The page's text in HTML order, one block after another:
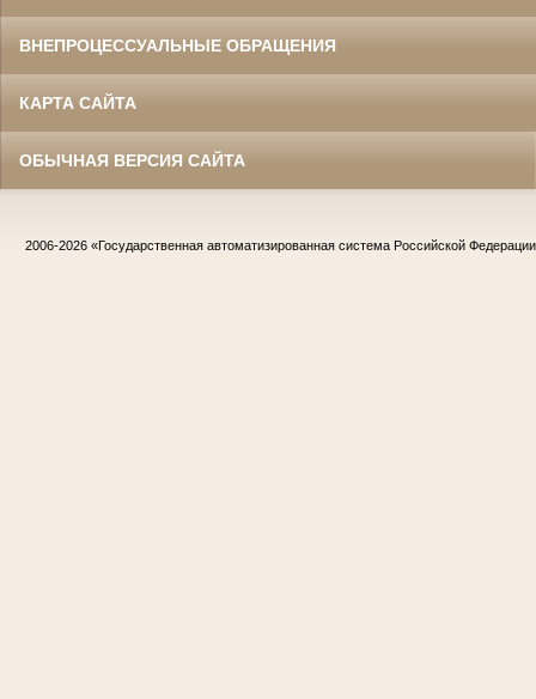
ВНЕПРОЦЕССУАЛЬНЫЕ ОБРАЩЕНИЯ
КАРТА САЙТА
ОБЫЧНАЯ ВЕРСИЯ САЙТА
2006-2026 «Государственная автоматизированная система Российской